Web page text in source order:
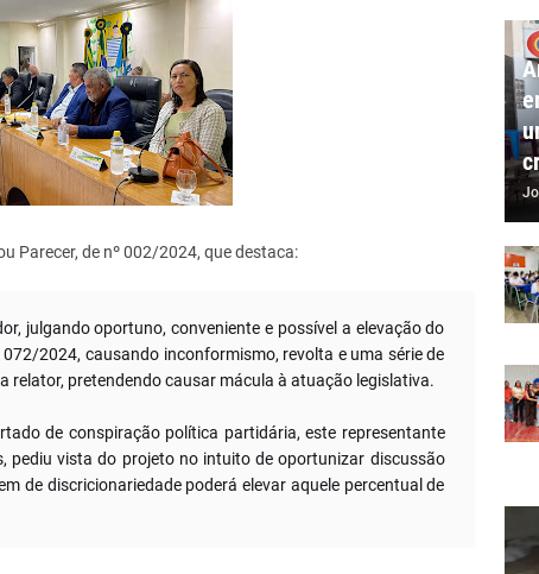
Parecer, de nº 002/2024, que destaca:
julgando oportuno, conveniente e possível a elevação do
2024, causando inconformismo, revolta e uma série de
relator, pretendendo causar mácula à atuação legislativa.
de conspiração política partidária, este representante
pediu vista do projeto no intuito de oportunizar discussão
de discricionariedade poderá elevar aquele percentual de